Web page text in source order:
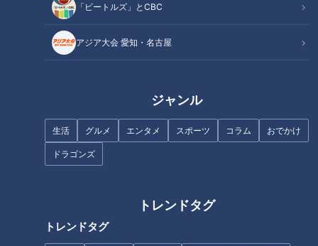
「ビートルズ」とCBC
アジア大会 愛知・名古屋
ジャンル
生活 グルメ エンタメ スポーツ コラム おでかけ
ドラゴンズ
トレンドタグ
トレンドタグ
スタジオ生出演で、現役時代〜引退までを一問一答！
涙で始まり涙で終えた現役生活を語り、振り返る
オススメ関連コンテンツ